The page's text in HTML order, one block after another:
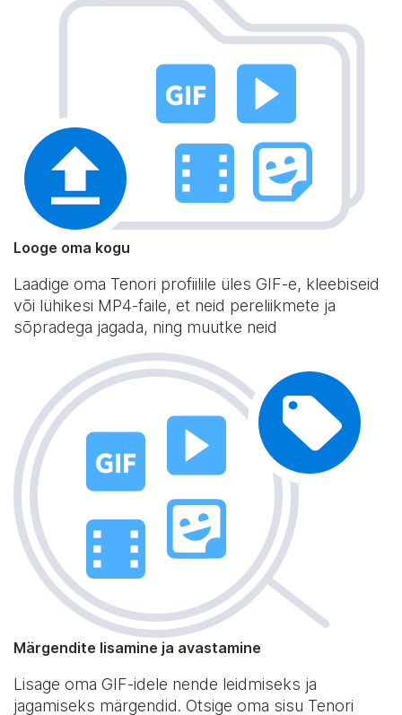
Looge oma kogu
Laadige oma Tenori profiilile üles GIF-e, kleebiseid
või lühikesi MP4-faile, et neid pereliikmete ja
sõpradega jagada, ning muutke neid
Märgendite lisamine ja avastamine
Lisage oma GIF-idele nende leidmiseks ja
jagamiseks märgendid. Otsige oma sisu Tenori